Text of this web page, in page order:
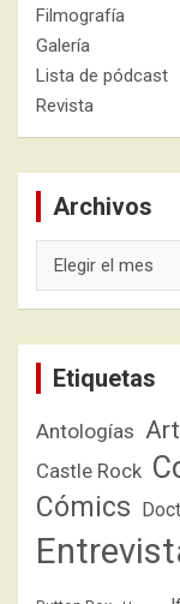
Filmografía
Galería
Lista de pódcast
Revista
Archivos
Etiquetas
Antologías
Castle Rock
Cómics